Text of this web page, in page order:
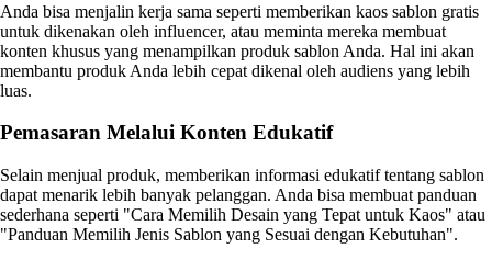
Anda bisa menjalin kerja sama seperti memberikan kaos sablon gratis
untuk dikenakan oleh influencer, atau meminta mereka membuat
konten khusus yang menampilkan produk sablon Anda. Hal ini akan
membantu produk Anda lebih cepat dikenal oleh audiens yang lebih
luas.
Pemasaran Melalui Konten Edukatif
Selain menjual produk, memberikan informasi edukatif tentang sablon
dapat menarik lebih banyak pelanggan. Anda bisa membuat panduan
sederhana seperti "Cara Memilih Desain yang Tepat untuk Kaos" atau
"Panduan Memilih Jenis Sablon yang Sesuai dengan Kebutuhan".